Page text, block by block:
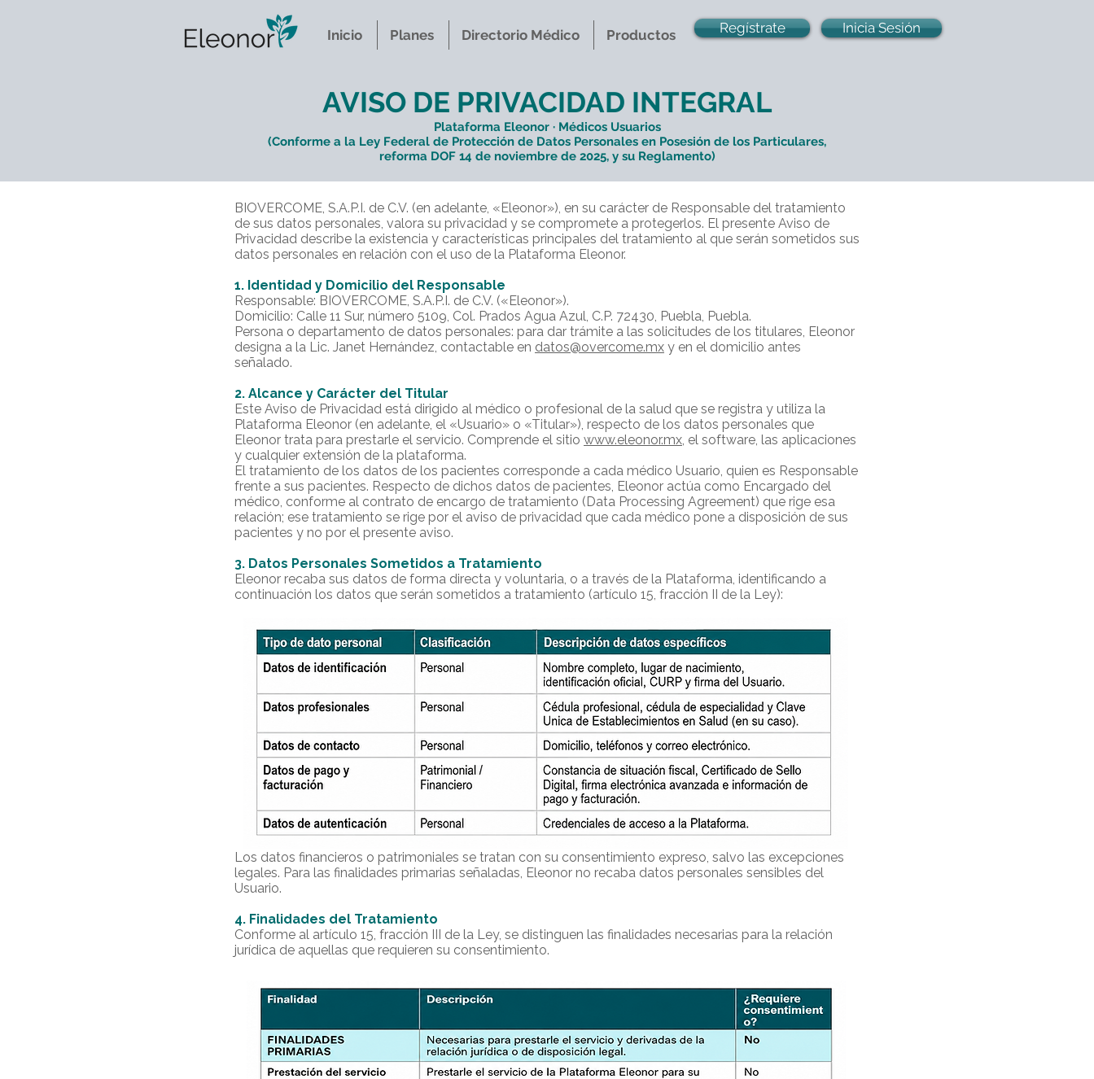
Inicio Planes Directorio Médico Productos Regístrate Inicia Sesión
AVISO DE PRIVACIDAD INTEGRAL
Plataforma Eleonor · Médicos Usuarios
(Conforme a la Ley Federal de Protección de Datos Personales en Posesión de los Particulares,
reforma DOF 14 de noviembre de 2025, y su Reglamento)
BIOVERCOME, S.A.P.I. de C.V. (en adelante, «Eleonor»), en su carácter de Responsable del tratamiento
de sus datos personales, valora su privacidad y se compromete a protegerlos. El presente Aviso de
Privacidad describe la existencia y características principales del tratamiento al que serán sometidos sus
datos personales en relación con el uso de la Plataforma Eleonor.
1. Identidad y Domicilio del Responsable
Responsable: BIOVERCOME, S.A.P.I. de C.V. («Eleonor»).
Domicilio: Calle 11 Sur, número 5109, Col. Prados Agua Azul, C.P. 72430, Puebla, Puebla.
Persona o departamento de datos personales: para dar trámite a las solicitudes de los titulares, Eleonor
designa a la Lic. Janet Hernández, contactable en datos@overcome.mx y en el domicilio antes
señalado.
2. Alcance y Carácter del Titular
Este Aviso de Privacidad está dirigido al médico o profesional de la salud que se registra y utiliza la
Plataforma Eleonor (en adelante, el «Usuario» o «Titular»), respecto de los datos personales que
Eleonor trata para prestarle el servicio. Comprende el sitio www.eleonor.mx, el software, las aplicaciones
y cualquier extensión de la plataforma.
El tratamiento de los datos de los pacientes corresponde a cada médico Usuario, quien es Responsable
frente a sus pacientes. Respecto de dichos datos de pacientes, Eleonor actúa como Encargado del
médico, conforme al contrato de encargo de tratamiento (Data Processing Agreement) que rige esa
relación; ese tratamiento se rige por el aviso de privacidad que cada médico pone a disposición de sus
pacientes y no por el presente aviso.
3. Datos Personales Sometidos a Tratamiento
Eleonor recaba sus datos de forma directa y voluntaria, o a través de la Plataforma, identificando a
continuación los datos que serán sometidos a tratamiento (artículo 15, fracción II de la Ley):
Los datos financieros o patrimoniales se tratan con su consentimiento expreso, salvo las excepciones
legales. Para las finalidades primarias señaladas, Eleonor no recaba datos personales sensibles del
Usuario.
4. Finalidades del Tratamiento
Conforme al artículo 15, fracción III de la Ley, se distinguen las finalidades necesarias para la relación
jurídica de aquellas que requieren su consentimiento.